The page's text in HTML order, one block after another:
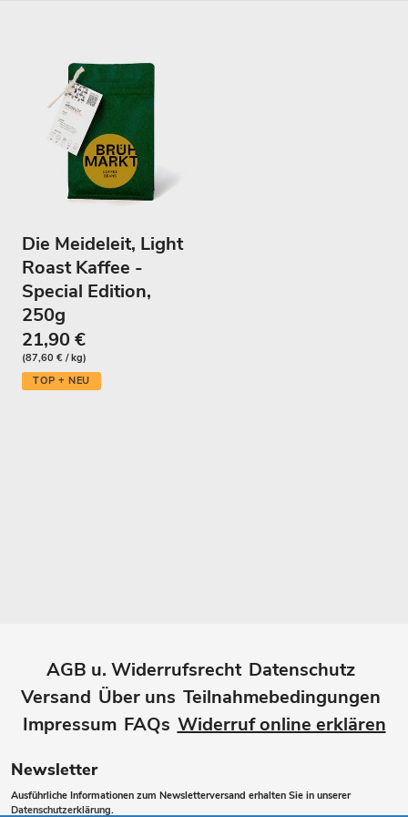
n
g
Die Meideleit, Light
Roast Kaffee -
Special Edition,
250g
21,90 €
(87,60 € / kg)
TOP + NEU
AGB u. Widerrufsrecht Datenschutz
Versand Über uns Teilnahmebedingungen
Impressum FAQs Widerruf online erklären
Newsletter
Ausführliche Informationen zum Newsletterversand erhalten Sie in unserer
Datenschutzerklärung.